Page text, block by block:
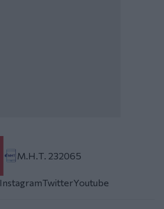
Μ.Η.Τ. 232065
InstagramTwitterYoutube